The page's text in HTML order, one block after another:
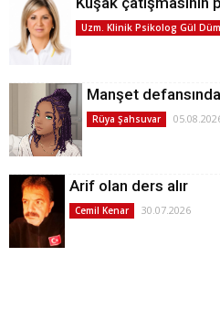
Uzm. Klinik Psikolog Gül
Manşet
Rüya Şahsuvar
Arif olan ders alır
Cemil Kenar 30.07.2026